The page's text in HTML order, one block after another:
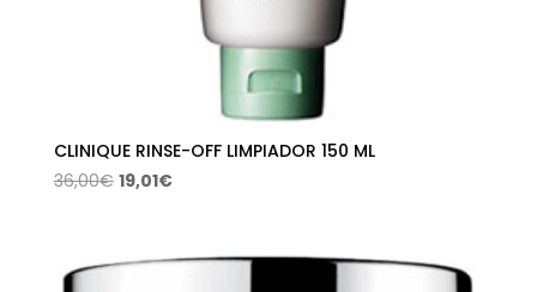
CLINIQUE RINSE-OFF LIMPIADOR 150 ML
36,00€ El
era:
19,01€El
es: